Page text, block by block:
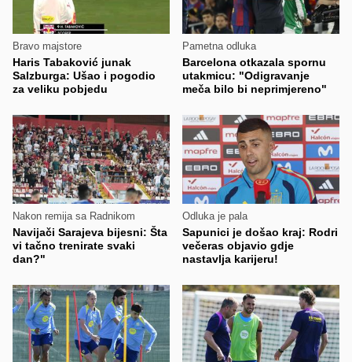
Bravo majstore
Haris Tabaković junak
Salzburga: Ušao i pogodio
za veliku pobjedu
Pametna odluka
Barcelona otkazala spornu
utakmicu: "Odigravanje
meča bilo bi neprimjereno"
Nakon remija sa Radnikom
Navijači Sarajeva bijesni: Šta
vi tačno trenirate svaki
dan?"
Odluka je pala
Sapunici je došao kraj: Rodri
večeras objavio gdje
nastavlja karijeru!